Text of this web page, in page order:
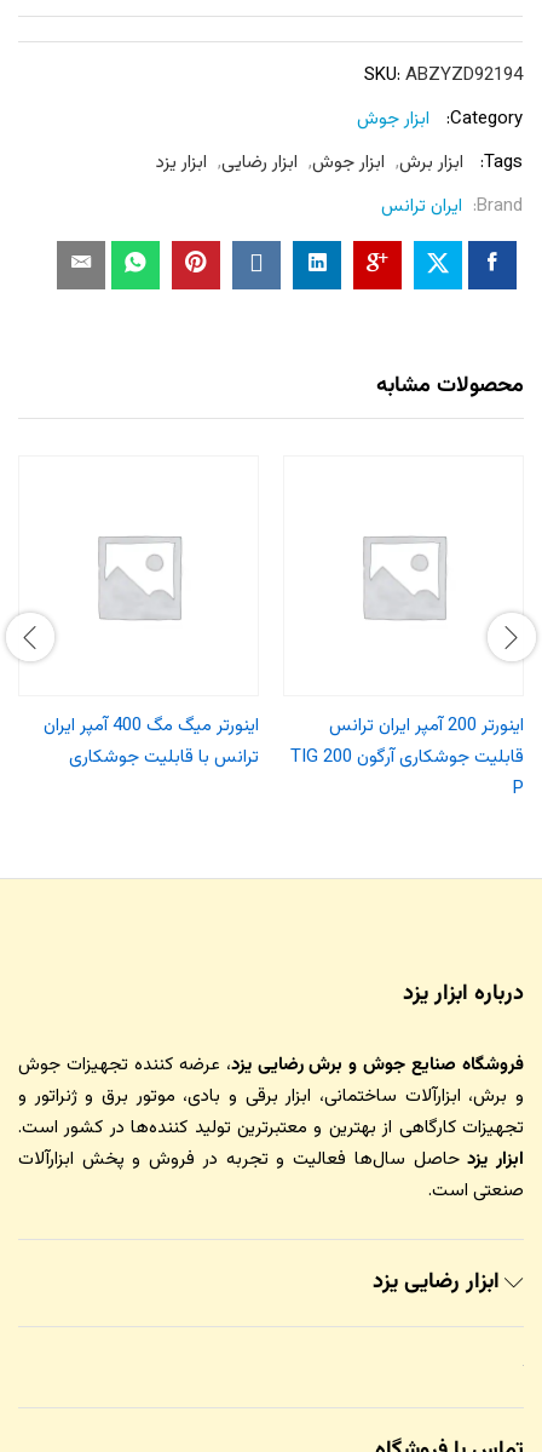
SKU: ABZYZD92194
Category:
ابزار جوش
Tags:
ابزار برش, ابزار جوش, ابزار رضایی, ابزار یزد
Brand: ایران ترانس
محصولات مشابه
اینورتر 200 آمپر ایران ترانس
قابلیت جوشکاری آرگون TIG 200
P
اینورتر میگ مگ 400 آمپر ایران
ترانس با قابلیت جوشکاری
درباره ابزار یزد
فروشگاه صنایع جوش و برش رضایی یزد، عرضه کننده تجهیزات جوش
و برش، ابزارآلات ساختمانی، ابزار برقی و بادی، موتور برق و ژنراتور و
تجهیزات کارگاهی از بهترین و معتبرترین تولید کننده‌ها در کشور است.
ابزار یزدحاصل سال‌ها فعالیت و تجربه در فروش و پخش ابزارآلات
صنعتی است.
ابزار رضایی یزد